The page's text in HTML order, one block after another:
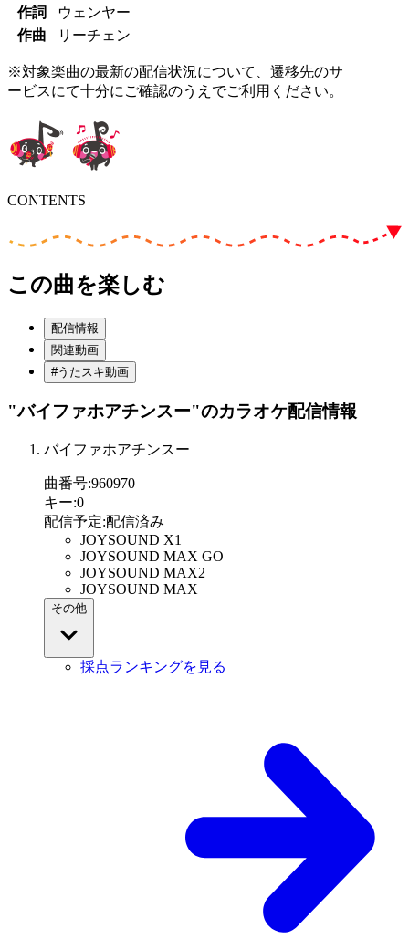
作詞
ウェンヤー
作曲
リーチェン
※対象楽曲の最新の配信状況について、遷移先のサ
ービスにて十分にご確認のうえでご利用ください。
CONTENTS
この曲を楽しむ
配信情報
関連動画
#うたスキ動画
"バイファホアチンスー"のカラオケ配信情報
バイファホアチンスー
曲番号:960970
キー:0
配信予定:配信済み
JOYSOUND X1
JOYSOUND MAX GO
JOYSOUND MAX2
JOYSOUND MAX
その他
採点ランキングを見る